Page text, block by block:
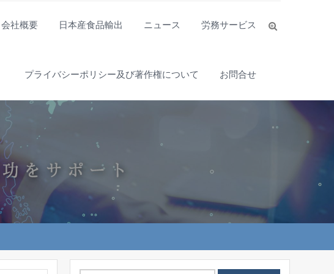
会社概要 日本産食品輸出 ニュース 労務サービス
プライバシーポリシー及び著作権について お問合せ